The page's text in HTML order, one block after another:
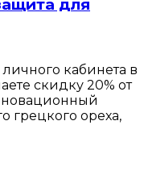
для
кабинета в
скидку 20% от
грецкого ореха,